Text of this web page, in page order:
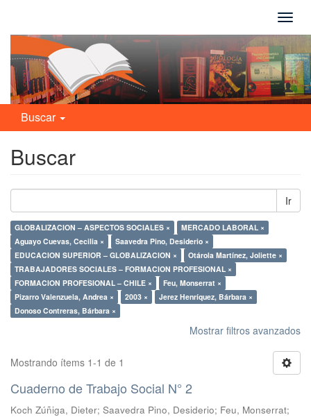
Buscar
Buscar
Ir
GLOBALIZACION – ASPECTOS SOCIALES ×
MERCADO LABORAL ×
Aguayo Cuevas, Cecilia ×
Saavedra Pino, Desiderio ×
EDUCACION SUPERIOR – GLOBALIZACION ×
Otárola Martínez, Joliette ×
TRABAJADORES SOCIALES – FORMACION PROFESIONAL ×
FORMACION PROFESIONAL – CHILE ×
Feu, Monserrat ×
Pizarro Valenzuela, Andrea ×
2003 ×
Jerez Henríquez, Bárbara ×
Donoso Contreras, Bárbara ×
Mostrar filtros avanzados
Mostrando ítems 1-1 de 1
Cuaderno de Trabajo Social N° 2
Koch Zúñiga, Dieter; Saavedra Pino, Desiderio; Feu, Monserrat;